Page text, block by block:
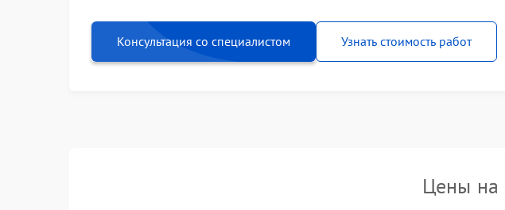
Консультация со специалистом Узнать стоимость работ
Цены на